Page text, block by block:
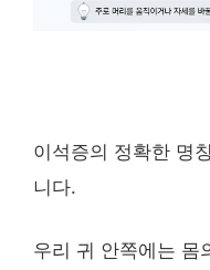
이석증의 정확한 명
니다.
우리 귀 안쪽에는 몸